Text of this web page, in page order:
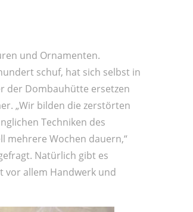
und Ornamenten.
schuf, hat sich selbst in
der Dombauhütte ersetzen
„Wir bilden die zerstörten
Techniken des
mehrere Wochen dauern,“
Natürlich gibt es
vor allem Handwerk und